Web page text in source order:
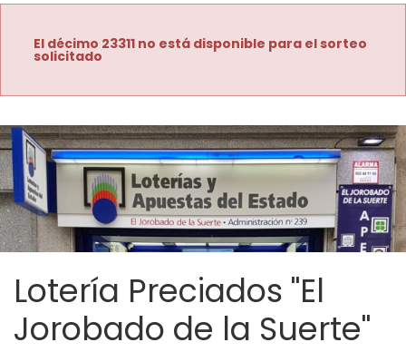
El décimo 23311 no está disponible para el sorteo
solicitado
Lotería Preciados "El
Jorobado de la Suerte"